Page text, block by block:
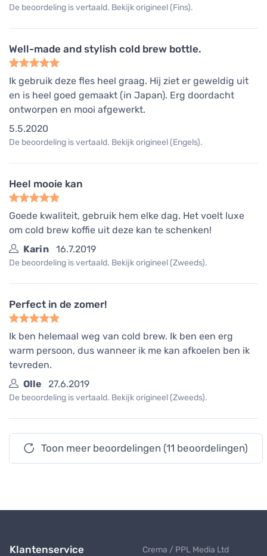
De beoordeling is vertaald. Bekijk origineel (Fins).
Well-made and stylish cold brew bottle.
Ik gebruik deze fles heel graag. Hij ziet er geweldig uit
en is heel goed gemaakt (in Japan). Erg doordacht
ontworpen en mooi afgewerkt.
5.5.2020
De beoordeling is vertaald. Bekijk origineel (Engels).
Heel mooie kan
Goede kwaliteit, gebruik hem elke dag. Het voelt luxe
om cold brew koffie uit deze kan te schenken!
Karin
16.7.2019
De beoordeling is vertaald. Bekijk origineel (Zweeds).
Perfect in de zomer!
Ik ben helemaal weg van cold brew. Ik ben een erg
warm persoon, dus wanneer ik me kan afkoelen ben ik
tevreden.
Olle
27.6.2019
De beoordeling is vertaald. Bekijk origineel (Zweeds).
Toon meer beoordelingen (11 beoordelingen)
Klantenservice
Crema / PPL Media Ltd